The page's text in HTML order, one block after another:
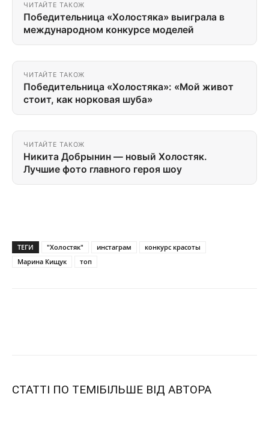
ЧИТАЙТЕ ТАКОЖ
Победительница «Холостяка» выиграла в
международном конкурсе моделей
ЧИТАЙТЕ ТАКОЖ
Победительница «Холостяка»: «Мой живот
стоит, как норковая шуба»
ЧИТАЙТЕ ТАКОЖ
Никита Добрынин — новый Холостяк.
Лучшие фото главного героя шоу
ТЕГИ "Холостяк" инстаграм
конкурс красоты
Марина Кищук
топ
СТАТТІ ПО ТЕМІБІЛЬШЕ ВІД АВТОРА